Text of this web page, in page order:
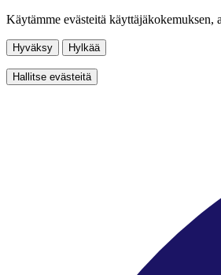
Käytämme evästeitä käyttäjäkokemuksen,
Hyväksy Hylkää
Hallitse evästeitä